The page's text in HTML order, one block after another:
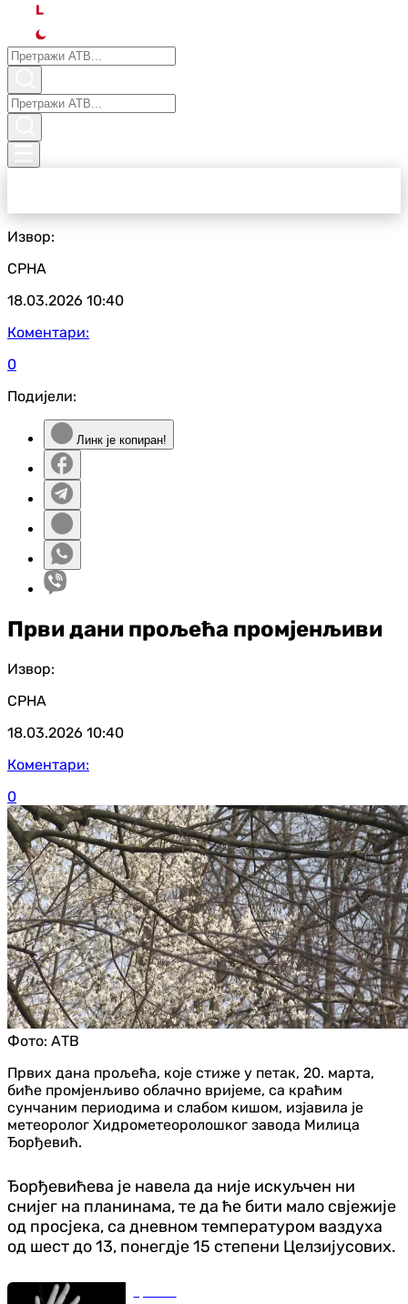
L
Извор:
СРНА
18.03.2026 10:40
Коментари:
0
Подијели:
Линк је копиран!
Први дани прољећа промјенљиви
Извор:
СРНА
18.03.2026 10:40
Коментари:
0
Фото: АТВ
Првих дана прољећа, које стиже у петак, 20. марта,
биће промјенљиво облачно вријеме, са краћим
сунчаним периодима и слабом кишом, изјавила је
метеоролог Хидрометеоролошког завода Милица
Ђорђевић.
Ђорђевићева је навела да није искуљчен ни
снијег на планинама, те да ће бити мало свјежије
од просјека, са дневном температуром ваздуха
од шест до 13, понегдје 15 степени Целзијусових.